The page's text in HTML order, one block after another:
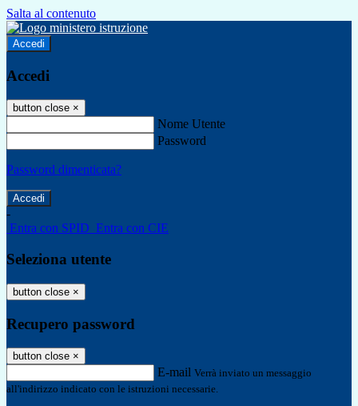
Salta al contenuto
Accedi
Accedi
button close ×
Nome Utente
Password
Password dimenticata?
-
Entra con SPID Entra con CIE
Seleziona utente
button close ×
Recupero password
button close ×
E-mail Verrà inviato un messaggio
all'indirizzo indicato con le istruzioni necessarie.